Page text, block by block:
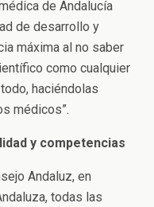
de Andalucía
de desarrollo y
máxima al no saber
como cualquier
haciéndolas
médicos”.
y competencias
Andaluz, en
todas las